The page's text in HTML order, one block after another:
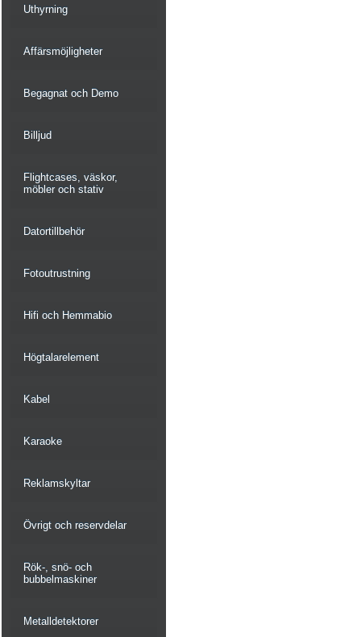
Uthyrning
Affärsmöjligheter
Begagnat och Demo
Billjud
Flightcases, väskor,
möbler och stativ
Datortillbehör
Fotoutrustning
Hifi och Hemmabio
Högtalarelement
Kabel
Karaoke
Reklamskyltar
Övrigt och reservdelar
Rök-, snö- och
bubbelmaskiner
Metalldetektorer